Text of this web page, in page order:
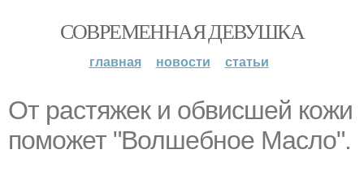
СОВРЕМЕННАЯ ДЕВУШКА
главная новости статьи
От растяжек и обвисшей кожи
поможет "Волшебное Масло".